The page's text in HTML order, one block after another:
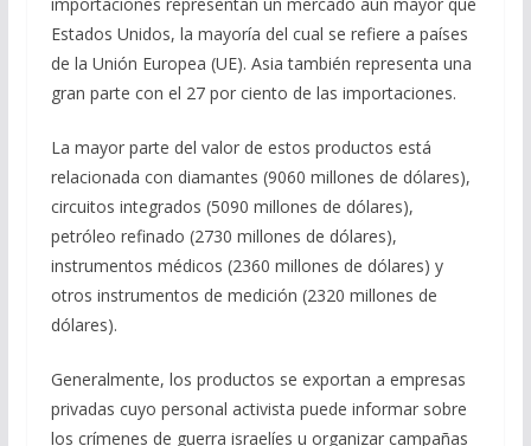
Estados Unidos, la mayoría del cual se refiere a países
de la Unión Europea (UE). Asia también representa una
gran parte con el 27 por ciento de las importaciones.
La mayor parte del valor de estos productos está
relacionada con diamantes (9060 millones de dólares),
circuitos integrados (5090 millones de dólares),
petróleo refinado (2730 millones de dólares),
instrumentos médicos (2360 millones de dólares) y
otros instrumentos de medición (2320 millones de
dólares).
Generalmente, los productos se exportan a empresas
privadas cuyo personal activista puede informar sobre
los crímenes de guerra israelíes u organizar campañas